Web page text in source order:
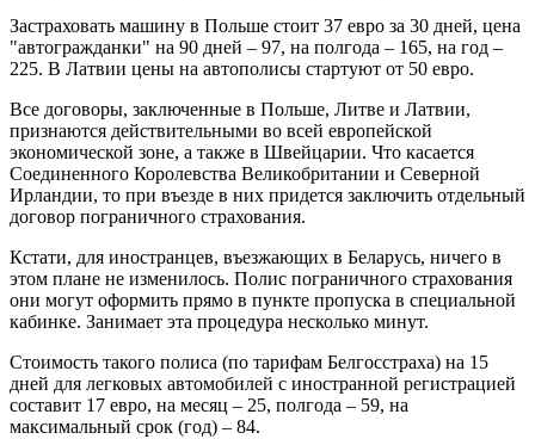
Застраховать машину в Польше стоит 37 евро за 30 дней, цена
"автогражданки" на 90 дней – 97, на полгода – 165, на год –
225. В Латвии цены на автополисы стартуют от 50 евро.
Все договоры, заключенные в Польше, Литве и Латвии,
признаются действительными во всей европейской
экономической зоне, а также в Швейцарии. Что касается
Соединенного Королевства Великобритании и Северной
Ирландии, то при въезде в них придется заключить отдельный
договор пограничного страхования.
Кстати, для иностранцев, въезжающих в Беларусь, ничего в
этом плане не изменилось. Полис пограничного страхования
они могут оформить прямо в пункте пропуска в специальной
кабинке. Занимает эта процедура несколько минут.
Стоимость такого полиса (по тарифам Белгосстраха) на 15
дней для легковых автомобилей с иностранной регистрацией
составит 17 евро, на месяц – 25, полгода – 59, на
максимальный срок (год) – 84.